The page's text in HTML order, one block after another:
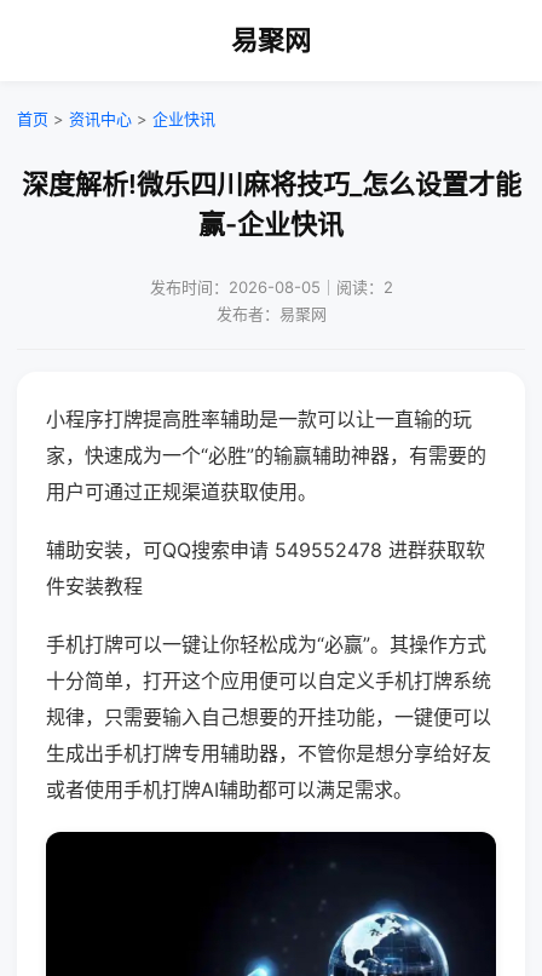
易聚网
首页 > 资讯中心 > 企业快讯
深度解析!微乐四川麻将技巧_怎么设置才能
赢-企业快讯
发布时间：2026-08-05｜阅读：2
发布者：易聚网
小程序打牌提高胜率辅助是一款可以让一直输的玩
家，快速成为一个“必胜”的输赢辅助神器，有需要的
用户可通过正规渠道获取使用。
辅助安装，可QQ搜索申请 549552478 进群获取软
件安装教程
手机打牌可以一键让你轻松成为“必赢”。其操作方式
十分简单，打开这个应用便可以自定义手机打牌系统
规律，只需要输入自己想要的开挂功能，一键便可以
生成出手机打牌专用辅助器，不管你是想分享给好友
或者使用手机打牌AI辅助都可以满足需求。